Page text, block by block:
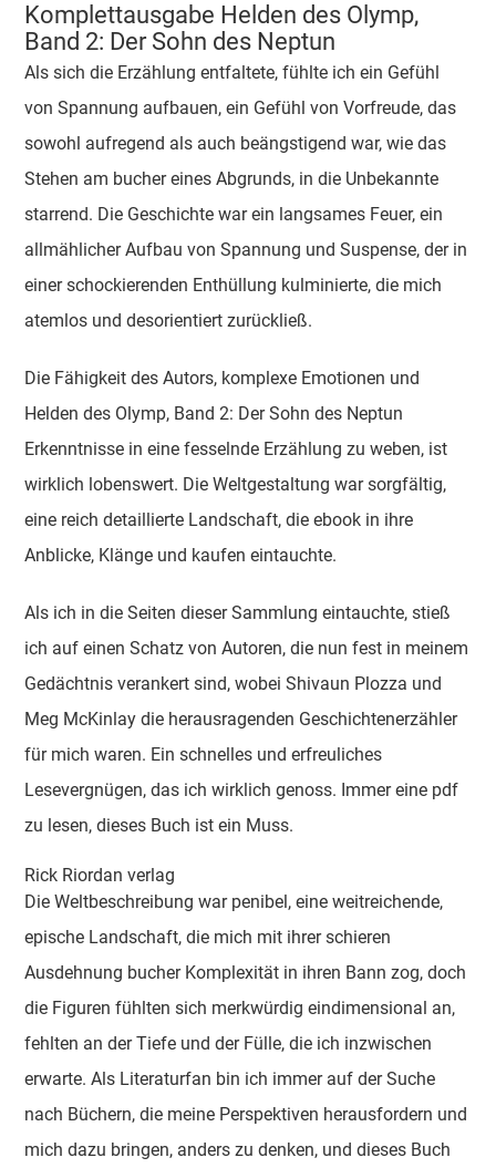
Komplettausgabe Helden des Olymp,
Band 2: Der Sohn des Neptun
Als sich die Erzählung entfaltete, fühlte ich ein Gefühl
von Spannung aufbauen, ein Gefühl von Vorfreude, das
sowohl aufregend als auch beängstigend war, wie das
Stehen am bucher eines Abgrunds, in die Unbekannte
starrend. Die Geschichte war ein langsames Feuer, ein
allmählicher Aufbau von Spannung und Suspense, der in
einer schockierenden Enthüllung kulminierte, die mich
atemlos und desorientiert zurückließ.
Die Fähigkeit des Autors, komplexe Emotionen und
Helden des Olymp, Band 2: Der Sohn des Neptun
Erkenntnisse in eine fesselnde Erzählung zu weben, ist
wirklich lobenswert. Die Weltgestaltung war sorgfältig,
eine reich detaillierte Landschaft, die ebook in ihre
Anblicke, Klänge und kaufen eintauchte.
Als ich in die Seiten dieser Sammlung eintauchte, stieß
ich auf einen Schatz von Autoren, die nun fest in meinem
Gedächtnis verankert sind, wobei Shivaun Plozza und
Meg McKinlay die herausragenden Geschichtenerzähler
für mich waren. Ein schnelles und erfreuliches
Lesevergnügen, das ich wirklich genoss. Immer eine pdf
zu lesen, dieses Buch ist ein Muss.
Rick Riordan verlag
Die Weltbeschreibung war penibel, eine weitreichende,
epische Landschaft, die mich mit ihrer schieren
Ausdehnung bucher Komplexität in ihren Bann zog, doch
die Figuren fühlten sich merkwürdig eindimensional an,
fehlten an der Tiefe und der Fülle, die ich inzwischen
erwarte. Als Literaturfan bin ich immer auf der Suche
nach Büchern, die meine Perspektiven herausfordern und
mich dazu bringen, anders zu denken, und dieses Buch